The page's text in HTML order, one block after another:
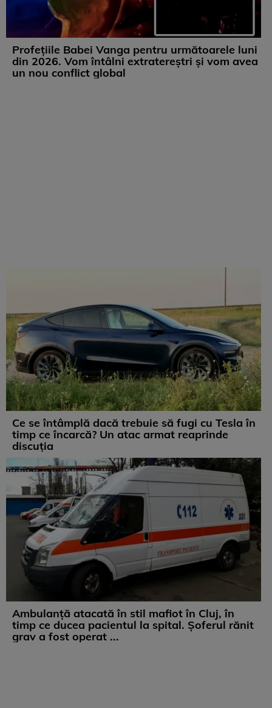
Profețiile Babei Vanga pentru următoarele luni
din 2026. Vom întâlni extratereștri și vom avea
un nou conflict global
Ce se întâmplă dacă trebuie să fugi cu Tesla în
timp ce încarcă? Un atac armat reaprinde
discuția
Ambulanță atacată în stil mafiot în Cluj, în
timp ce ducea pacientul la spital. Șoferul rănit
grav a fost operat ...